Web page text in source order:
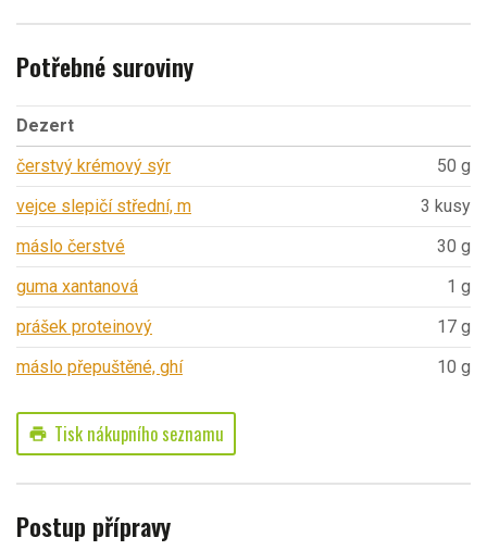
Potřebné suroviny
Dezert
čerstvý krémový sýr
50 g
vejce slepičí střední, m
3 kusy
máslo čerstvé
30 g
guma xantanová
1 g
prášek proteinový
17 g
máslo přepuštěné, ghí
10 g
print Tisk nákupního seznamu
Postup přípravy